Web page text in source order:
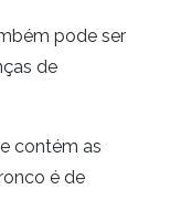
pode ser
de
contém as
é de